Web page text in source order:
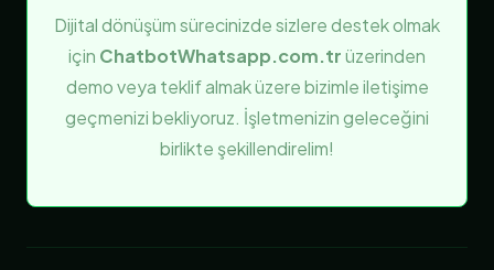
Dijital dönüşüm sürecinizde sizlere destek olmak
için ChatbotWhatsapp.com.trüzerinden
demo veya teklif almak üzere bizimle iletişime
geçmenizi bekliyoruz. İşletmenizin geleceğini
birlikte şekillendirelim!